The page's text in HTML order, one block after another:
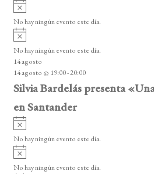
o
A
v
i
o
No hay ningún evento este día.
A
v
i
s
o
No hay ningún evento este día.
14 agosto
14 agosto @ 19:00-20:00
Silvia Bardelás presenta
en Santander
A
v
i
o
No hay ningún evento este día.
A
v
i
No hay ningún evento este día.